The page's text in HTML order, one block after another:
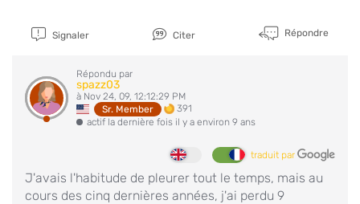
Signaler Citer Répondre
Répondu par
spazz03
à Nov 24, 09, 12:12:29 PM
Sr. Member
391
actif la dernière fois il y a environ 9 ans
traduit par
J'avais l'habitude de pleurer tout le temps, mais au
cours des cinq dernières années, j'ai perdu 9